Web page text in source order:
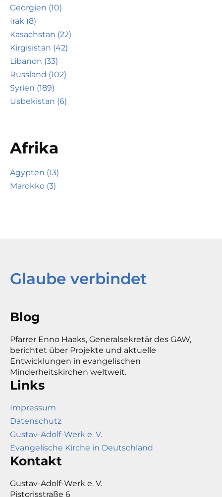
Georgien (10)
Irak (8)
Kasachstan (22)
Kirgisistan (42)
Libanon (33)
Russland (102)
Syrien (189)
Usbekistan (6)
Afrika
Ägypten (13)
Marokko (3)
Glaube verbindet
Blog
Pfarrer Enno Haaks, Generalsekretär des GAW,
berichtet über Projekte und aktuelle
Entwicklungen in evangelischen
Minderheitskirchen weltweit.
Links
Impressum
Datenschutz
Gustav-Adolf-Werk e. V.
Evangelische Kirche in Deutschland
Kontakt
Gustav-Adolf-Werk e. V.
Pistorisstraße 6